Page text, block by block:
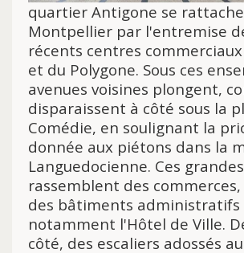
quartier Antigone se
Montpellier par l'entremise
récents centres
et du Polygone. Sous ces
avenues voisines plongent,
disparaissent à côté sous la
Comédie, en soulignant la
donnée aux piétons dans la
Languedocienne. Ces
rassemblent des commerces,
des bâtiments administratifs
notamment l'Hôtel de Ville.
côté, des escaliers adossés